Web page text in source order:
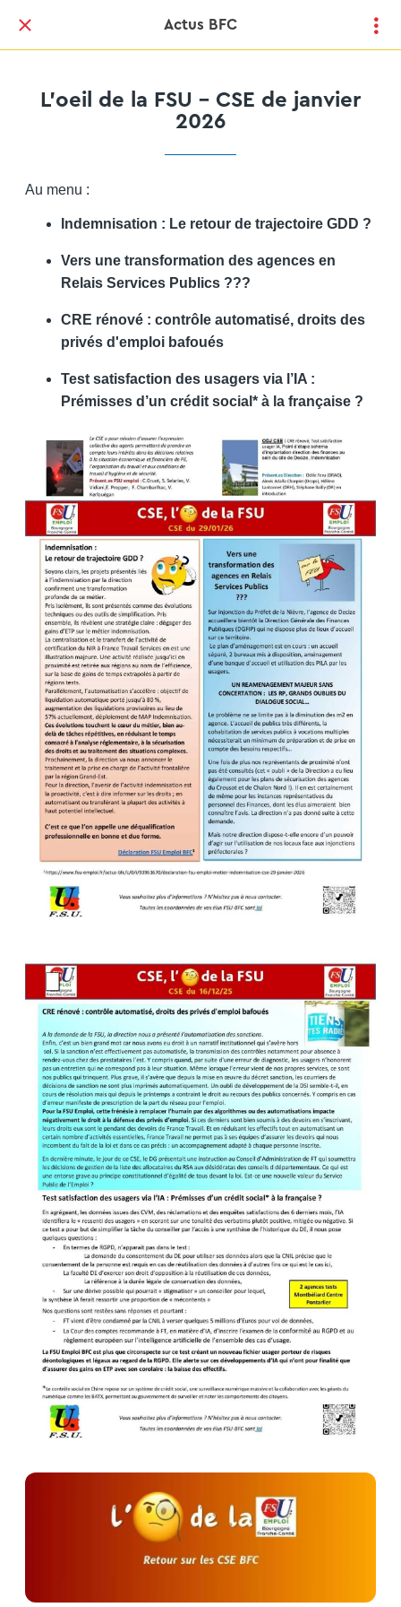
Actus BFC
L'oeil de la FSU - CSE de janvier
2026
Au menu :
Indemnisation : Le retour de trajectoire GDD ?
Vers une transformation des agences en
Relais Services Publics ???
CRE rénové : contrôle automatisé, droits des
privés d'emploi bafoués
Test satisfaction des usagers via l’IA :
Prémisses d’un crédit social* à la française ?